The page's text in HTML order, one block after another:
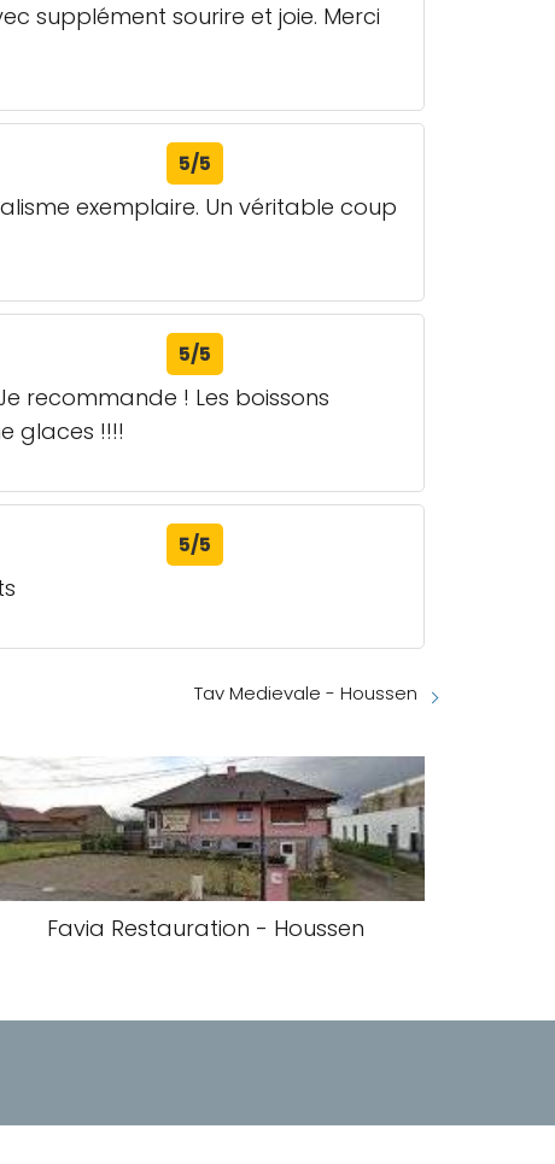
supplément sourire et joie. Merci
5/5
exemplaire. Un véritable coup
5/5
recommande ! Les boissons
glaces !!!!
5/5
Tav Medievale - Houssen
Favia Restauration - Houssen